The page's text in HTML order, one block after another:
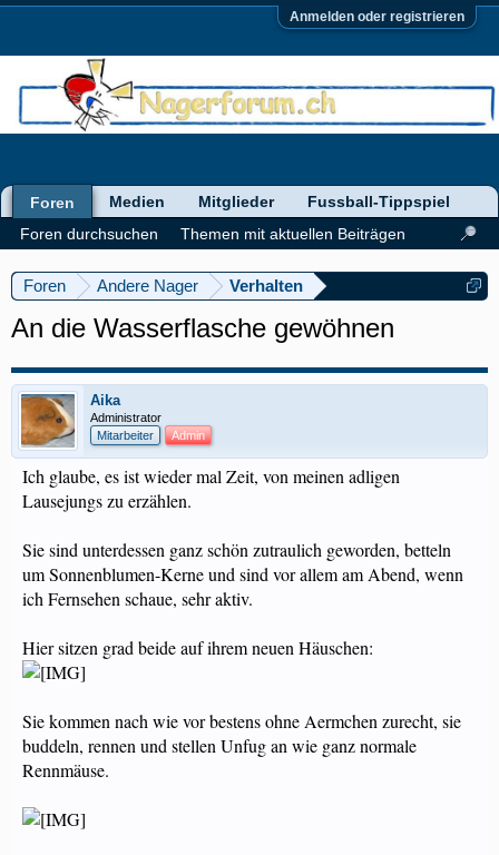
Anmelden oder registrieren
Foren Andere Nager Verhalten
An die Wasserflasche gewöhnen
Aika
Administrator
Mitarbeiter
Admin
Ich glaube, es ist wieder mal Zeit, von meinen adligen
Lausejungs zu erzählen.
Sie sind unterdessen ganz schön zutraulich geworden, betteln
um Sonnenblumen-Kerne und sind vor allem am Abend, wenn
ich Fernsehen schaue, sehr aktiv.
Hier sitzen grad beide auf ihrem neuen Häuschen:
Sie kommen nach wie vor bestens ohne Aermchen zurecht, sie
buddeln, rennen und stellen Unfug an wie ganz normale
Rennmäuse.
Foren
Foren durchsuchen
Themen mit aktuellen Beiträgen
Medien Mitglieder Fussball-Tippspiel